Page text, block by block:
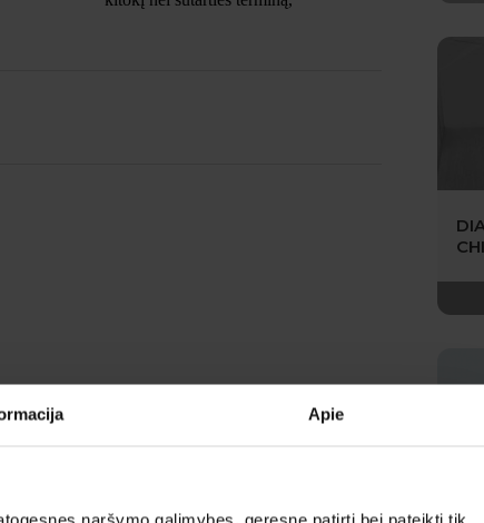
Apie
naršymo galimybes, geresnę patirtį bei pateikti tik